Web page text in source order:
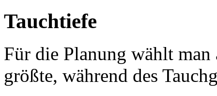
Tauchtiefe
Für die Planung wählt
größte, während des